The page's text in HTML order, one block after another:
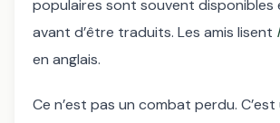
populaires sont souvent disponibles
avant d’être traduits. Les amis lisent
en anglais.
Ce n’est pas un combat perdu.